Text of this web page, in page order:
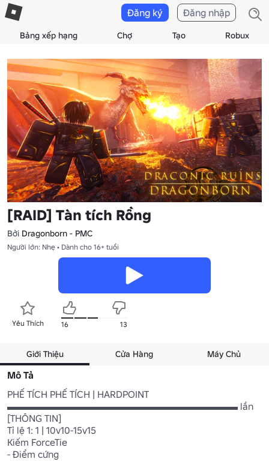
Bảng xếp hạng Chợ Tạo Robux
Đăng ký Đăng nhập
[RAID] Tàn tích Rồng
Bởi Dragonborn - PMC
Người lớn: Nhẹ • Dành cho 16+ tuổi
Yêu Thích 16 13
Giới Thiệu Cửa Hàng Máy Chủ
Mô Tả
PHẾ TÍCH PHẾ TÍCH | HARDPOINT
▬▬▬▬▬▬▬▬▬▬▬▬▬▬▬▬▬▬▬▬▬▬▬▬ lần
[THÔNG TIN]
Tỉ lệ 1: 1 | 10v10-15v15
Kiếm ForceTie
- Điểm cứng